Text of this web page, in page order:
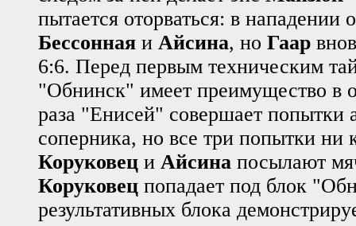
пытается оторваться: в нападении
Бессонная и Айсина, но Гаар
6:6. Перед первым техническим
"Обнинск" имеет преимущество в
раза "Енисей" совершает попытки
соперника, но все три попытки ни
Коруковец и Айсина посылают
Коруковец попадает под блок
результативных блока